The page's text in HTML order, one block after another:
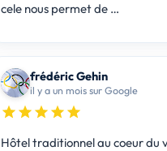
cele nous permet de …
frédéric Gehin
il y a un mois sur Google
Hôtel traditionnel au coeur du